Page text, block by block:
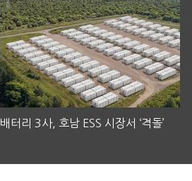
배터리 3사, 호남 ESS 시장서 ‘격돌’